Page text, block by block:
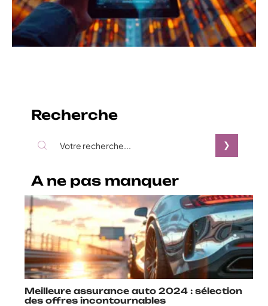
Recherche
A ne pas manquer
Meilleure assurance auto 2024 : sélection
des offres incontournables